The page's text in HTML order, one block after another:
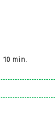
10 min.